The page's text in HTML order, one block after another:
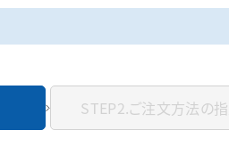
STEP2.ご注文方法の